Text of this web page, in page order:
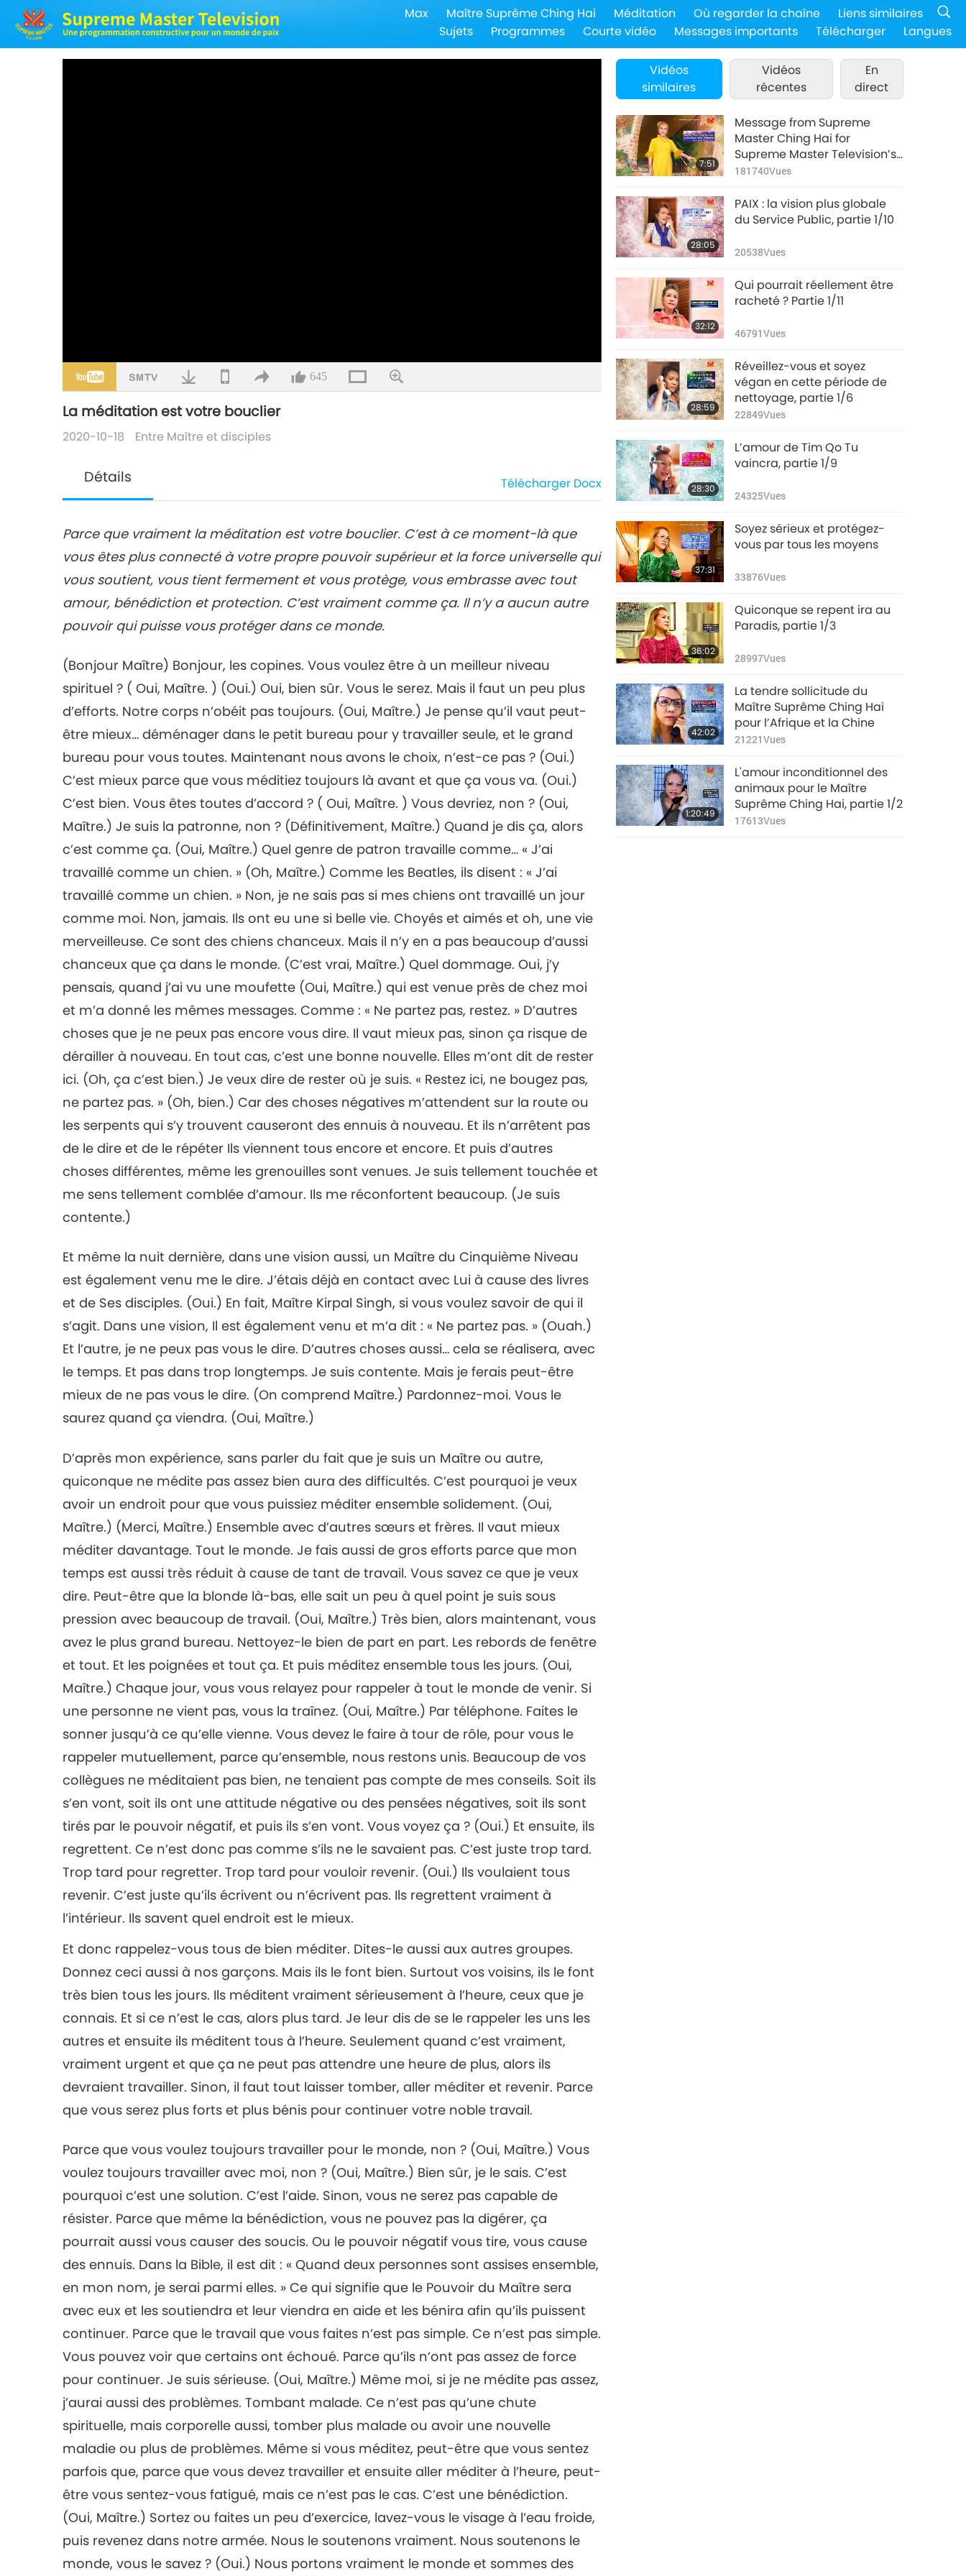
Max Maître Suprême Ching Hai Méditation Où regarder la chaîne
Liens similaires
Sujets
Programmes Courte vidéo Messages importants Télécharger Langues
645
La méditation est votre bouclier
2020-10-18 Entre Maître et disciples
Détails Télécharger Docx
Parce que vraiment la méditation est votre bouclier. C’est à ce moment-là que
vous êtes plus connecté à votre propre pouvoir supérieur et la force universelle qui
vous soutient, vous tient fermement et vous protège, vous embrasse avec tout
amour, bénédiction et protection. C’est vraiment comme ça. Il n’y a aucun autre
pouvoir qui puisse vous protéger dans ce monde.
(Bonjour Maître) Bonjour, les copines. Vous voulez être à un meilleur niveau
spirituel ? ( Oui, Maître. ) (Oui.) Oui, bien sûr. Vous le serez. Mais il faut un peu plus
d’efforts. Notre corps n’obéit pas toujours. (Oui, Maître.) Je pense qu’il vaut peut-
être mieux… déménager dans le petit bureau pour y travailler seule, et le grand
bureau pour vous toutes. Maintenant nous avons le choix, n’est-ce pas ? (Oui.)
C’est mieux parce que vous méditiez toujours là avant et que ça vous va. (Oui.)
C’est bien. Vous êtes toutes d’accord ? ( Oui, Maître. ) Vous devriez, non ? (Oui,
Maître.) Je suis la patronne, non ? (Définitivement, Maître.) Quand je dis ça, alors
c’est comme ça. (Oui, Maître.) Quel genre de patron travaille comme… « J’ai
travaillé comme un chien. » (Oh, Maître.) Comme les Beatles, ils disent : « J’ai
travaillé comme un chien. » Non, je ne sais pas si mes chiens ont travaillé un jour
comme moi. Non, jamais. Ils ont eu une si belle vie. Choyés et aimés et oh, une vie
merveilleuse. Ce sont des chiens chanceux. Mais il n’y en a pas beaucoup d’aussi
chanceux que ça dans le monde. (C’est vrai, Maître.) Quel dommage. Oui, j’y
pensais, quand j’ai vu une moufette (Oui, Maître.) qui est venue près de chez moi
et m’a donné les mêmes messages. Comme : « Ne partez pas, restez. » D’autres
choses que je ne peux pas encore vous dire. Il vaut mieux pas, sinon ça risque de
dérailler à nouveau. En tout cas, c’est une bonne nouvelle. Elles m’ont dit de rester
ici. (Oh, ça c’est bien.) Je veux dire de rester où je suis. « Restez ici, ne bougez pas,
ne partez pas. » (Oh, bien.) Car des choses négatives m’attendent sur la route ou
les serpents qui s’y trouvent causeront des ennuis à nouveau. Et ils n’arrêtent pas
de le dire et de le répéter Ils viennent tous encore et encore. Et puis d’autres
choses différentes, même les grenouilles sont venues. Je suis tellement touchée et
me sens tellement comblée d’amour. Ils me réconfortent beaucoup. (Je suis
contente.)
Et même la nuit dernière, dans une vision aussi, un Maître du Cinquième Niveau
est également venu me le dire. J’étais déjà en contact avec Lui à cause des livres
et de Ses disciples. (Oui.) En fait, Maître Kirpal Singh, si vous voulez savoir de qui il
s’agit. Dans une vision, Il est également venu et m’a dit : « Ne partez pas. » (Ouah.)
Et l’autre, je ne peux pas vous le dire. D’autres choses aussi… cela se réalisera, avec
le temps. Et pas dans trop longtemps. Je suis contente. Mais je ferais peut-être
mieux de ne pas vous le dire. (On comprend Maître.) Pardonnez-moi. Vous le
saurez quand ça viendra. (Oui, Maître.)
D’après mon expérience, sans parler du fait que je suis un Maître ou autre,
quiconque ne médite pas assez bien aura des difficultés. C’est pourquoi je veux
avoir un endroit pour que vous puissiez méditer ensemble solidement. (Oui,
Maître.) (Merci, Maître.) Ensemble avec d’autres sœurs et frères. Il vaut mieux
méditer davantage. Tout le monde. Je fais aussi de gros efforts parce que mon
temps est aussi très réduit à cause de tant de travail. Vous savez ce que je veux
dire. Peut-être que la blonde là-bas, elle sait un peu à quel point je suis sous
pression avec beaucoup de travail. (Oui, Maître.) Très bien, alors maintenant, vous
avez le plus grand bureau. Nettoyez-le bien de part en part. Les rebords de fenêtre
et tout. Et les poignées et tout ça. Et puis méditez ensemble tous les jours. (Oui,
Maître.) Chaque jour, vous vous relayez pour rappeler à tout le monde de venir. Si
une personne ne vient pas, vous la traînez. (Oui, Maître.) Par téléphone. Faites le
sonner jusqu’à ce qu’elle vienne. Vous devez le faire à tour de rôle, pour vous le
rappeler mutuellement, parce qu’ensemble, nous restons unis. Beaucoup de vos
collègues ne méditaient pas bien, ne tenaient pas compte de mes conseils. Soit ils
s’en vont, soit ils ont une attitude négative ou des pensées négatives, soit ils sont
tirés par le pouvoir négatif, et puis ils s’en vont. Vous voyez ça ? (Oui.) Et ensuite, ils
regrettent. Ce n’est donc pas comme s’ils ne le savaient pas. C’est juste trop tard.
Trop tard pour regretter. Trop tard pour vouloir revenir. (Oui.) Ils voulaient tous
revenir. C’est juste qu’ils écrivent ou n’écrivent pas. Ils regrettent vraiment à
l’intérieur. Ils savent quel endroit est le mieux.
Et donc rappelez-vous tous de bien méditer. Dites-le aussi aux autres groupes.
Donnez ceci aussi à nos garçons. Mais ils le font bien. Surtout vos voisins, ils le font
très bien tous les jours. Ils méditent vraiment sérieusement à l’heure, ceux que je
connais. Et si ce n’est le cas, alors plus tard. Je leur dis de se le rappeler les uns les
autres et ensuite ils méditent tous à l’heure. Seulement quand c’est vraiment,
vraiment urgent et que ça ne peut pas attendre une heure de plus, alors ils
devraient travailler. Sinon, il faut tout laisser tomber, aller méditer et revenir. Parce
que vous serez plus forts et plus bénis pour continuer votre noble travail.
Parce que vous voulez toujours travailler pour le monde, non ? (Oui, Maître.) Vous
voulez toujours travailler avec moi, non ? (Oui, Maître.) Bien sûr, je le sais. C’est
pourquoi c’est une solution. C’est l’aide. Sinon, vous ne serez pas capable de
résister. Parce que même la bénédiction, vous ne pouvez pas la digérer, ça
pourrait aussi vous causer des soucis. Ou le pouvoir négatif vous tire, vous cause
des ennuis. Dans la Bible, il est dit : « Quand deux personnes sont assises ensemble,
en mon nom, je serai parmi elles. » Ce qui signifie que le Pouvoir du Maître sera
avec eux et les soutiendra et leur viendra en aide et les bénira afin qu’ils puissent
continuer. Parce que le travail que vous faites n’est pas simple. Ce n’est pas simple.
Vous pouvez voir que certains ont échoué. Parce qu’ils n’ont pas assez de force
pour continuer. Je suis sérieuse. (Oui, Maître.) Même moi, si je ne médite pas assez,
j’aurai aussi des problèmes. Tombant malade. Ce n’est pas qu’une chute
spirituelle, mais corporelle aussi, tomber plus malade ou avoir une nouvelle
maladie ou plus de problèmes. Même si vous méditez, peut-être que vous sentez
parfois que, parce que vous devez travailler et ensuite aller méditer à l’heure, peut-
être vous sentez-vous fatigué, mais ce n’est pas le cas. C’est une bénédiction.
(Oui, Maître.) Sortez ou faites un peu d’exercice, lavez-vous le visage à l’eau froide,
puis revenez dans notre armée. Nous le soutenons vraiment. Nous soutenons le
monde, vous le savez ? (Oui.) Nous portons vraiment le monde et sommes des
Vidéos
similaires
Vidéos
récentes
En
direct
7:51
Message from Supreme
Master Ching Hai for
Supreme Master Television’s
3rd Anniversary
181740Vues
28:05
PAIX : la vision plus globale
du Service Public, partie 1/10
20538Vues
32:12
Qui pourrait réellement être
racheté ? Partie 1/11
46791Vues
28:59
Réveillez-vous et soyez
végan en cette période de
nettoyage, partie 1/6
22849Vues
28:30
L’amour de Tim Qo Tu
vaincra, partie 1/9
24325Vues
37:31
Soyez sérieux et protégez-
vous par tous les moyens
33876Vues
36:02
Quiconque se repent ira au
Paradis, partie 1/3
28997Vues
42:02
La tendre sollicitude du
Maître Suprême Ching Hai
pour l’Afrique et la Chine
21221Vues
1:20:49
L'amour inconditionnel des
animaux pour le Maître
Suprême Ching Hai, partie 1/2
17613Vues